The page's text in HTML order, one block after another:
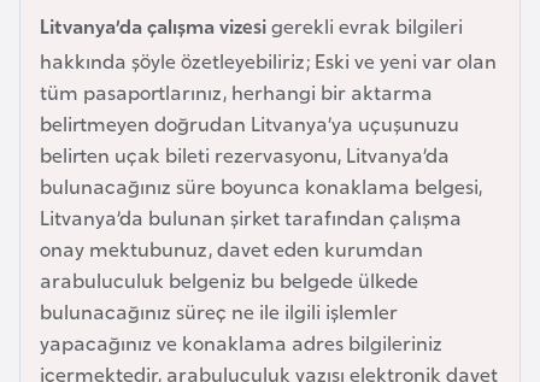
Litvanya’da çalışma vizesigerekli evrak bilgileri
hakkında şöyle özetleyebiliriz; Eski ve yeni var olan
tüm pasaportlarınız, herhangi bir aktarma
belirtmeyen doğrudan Litvanya’ya uçuşunuzu
belirten uçak bileti rezervasyonu, Litvanya’da
bulunacağınız süre boyunca konaklama belgesi,
Litvanya’da bulunan şirket tarafından çalışma
onay mektubunuz, davet eden kurumdan
arabuluculuk belgeniz bu belgede ülkede
bulunacağınız süreç ne ile ilgili işlemler
yapacağınız ve konaklama adres bilgileriniz
içermektedir, arabuluculuk yazısı elektronik davet
a
n
g
l
a
d
e
ş
B
e
l